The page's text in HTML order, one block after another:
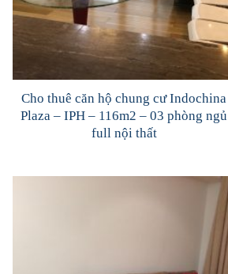
Cho thuê căn hộ chung cư Indochina
Plaza – IPH – 116m2 – 03 phòng ngủ
full nội thất
Add to
Wishlist